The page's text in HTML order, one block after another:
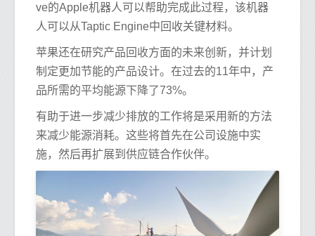
ve的Apple机器人可以帮助完成此过程，该机器
人可以从Taptic Engine中回收关键材料。
苹果还在研究产品回收方面的未来创新，并计划
制定更加节能的产品设计。在过去的11年中，产
品所需的平均能源下降了73%。
有助于进一步减少排放的工作将是采用新的方法
来减少能源消耗。这些将首先在公司设施中实
施，然后再扩展到供应链合作伙伴。